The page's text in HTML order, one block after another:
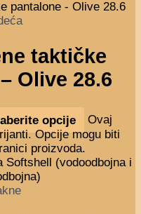
taktičke
Оlive 28.6
opcije
Ovaj
Opcije mogu biti
proizvoda.